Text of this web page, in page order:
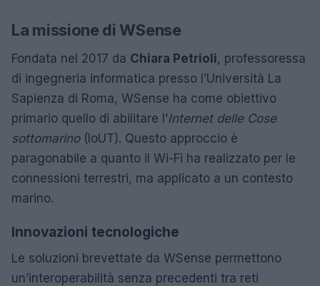
La missione di WSense
Fondata nel 2017 da Chiara Petrioli, professoressa
di ingegneria informatica presso l’Università La
Sapienza di Roma, WSense ha come obiettivo
primario quello di abilitare l’Internet delle Cose
sottomarino(IoUT). Questo approccio è
paragonabile a quanto il Wi-Fi ha realizzato per le
connessioni terrestri, ma applicato a un contesto
marino.
Innovazioni tecnologiche
Le soluzioni brevettate da WSense permettono
un’interoperabilità senza precedenti tra reti